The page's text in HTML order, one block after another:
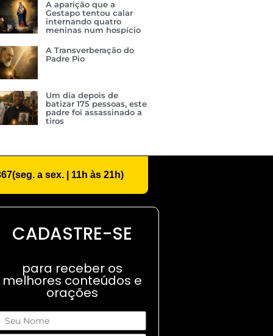
A aparição que a
Gestapo tentou calar
internando quatro
meninas num hospício
A Transverberação do
Padre Pio
Um dia depois de
batizar 175 pessoas, este
padre foi assassinado a
tiros
(seg. a sex. | 11h às 21h)
CADASTRE-SE
para receber os
melhores conteúdos e
orações